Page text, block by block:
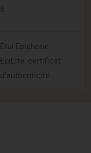
6
Étui Epiphone
EpiLite, certificat
d’authenticité